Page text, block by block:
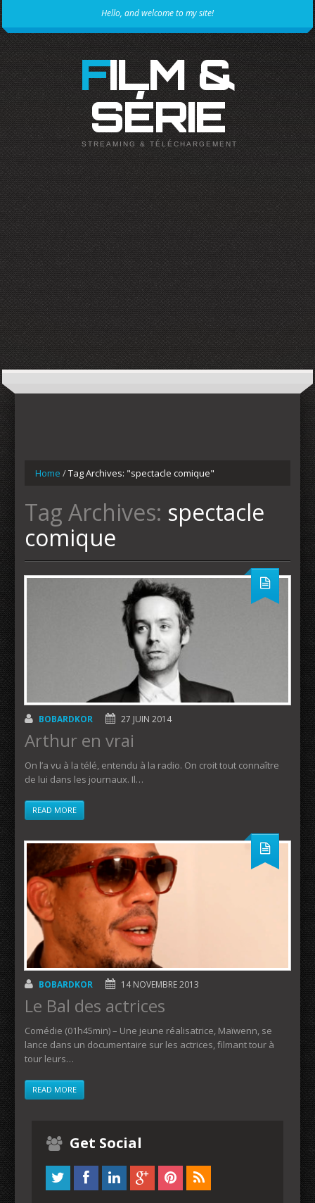
Hello, and welcome to my site!
FILM &
SÉRIE
STREAMING & TÉLÉCHARGEMENT
Home /Tag Archives: "spectacle comique"
Tag Archives: spectacle
comique
BOBARDKOR 27 JUIN 2014
Arthur en vrai
On l’a vu à la télé, entendu à la radio. On croit tout connaître
de lui dans les journaux. Il…
READ MORE
BOBARDKOR 14 NOVEMBRE 2013
Le Bal des actrices
Comédie (01h45min) – Une jeune réalisatrice, Maïwenn, se
lance dans un documentaire sur les actrices, filmant tour à
tour leurs…
READ MORE
Get Social